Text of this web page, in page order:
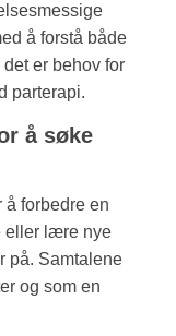
å forstå både
er behov for
parterapi.
å søke
å forbedre en
eller lære nye
på. Samtalene
og som en